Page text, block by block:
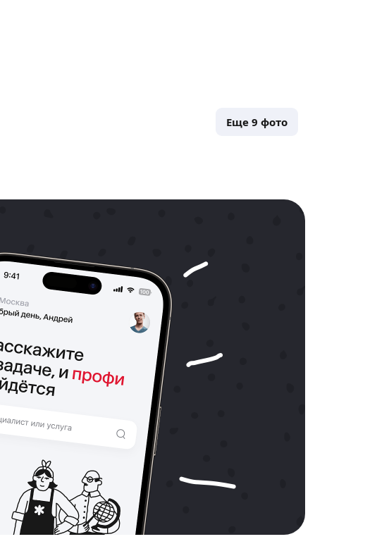
Еще 9 фото